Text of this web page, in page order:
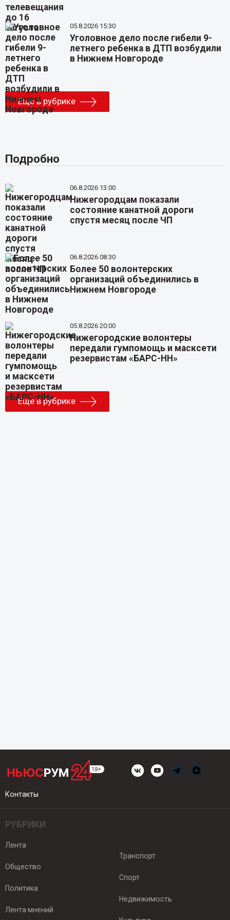
05.8.2026 15:30
Уголовное дело после гибели 9-
летнего ребенка в ДТП возбудили
в Нижнем Новгороде
Еще в рубрике
Подробно
06.8.2026 13:00
Нижегородцам показали
состояние канатной дороги
спустя месяц после ЧП
06.8.2026 08:30
Более 50 волонтерских
организаций объединились в
Нижнем Новгороде
05.8.2026 20:00
Нижегородские волонтеры
передали гумпомощь и масксети
резервистам «БАРС-НН»
Еще в рубрике
Контакты
РУБРИКИ
Лента
Общество
Политика
Лента мнений
Транспорт
Спорт
Недвижимость